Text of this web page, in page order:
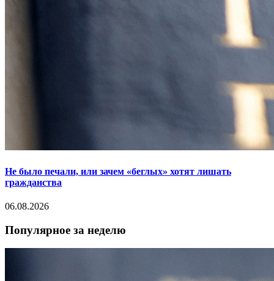
Не было печали, или зачем «беглых» хотят лишать
гражданства
06.08.2026
Популярное за неделю